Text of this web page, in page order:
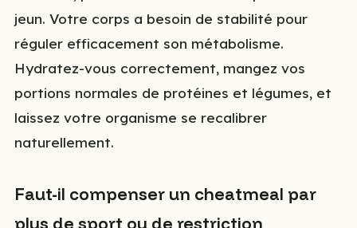
jeun. Votre corps a besoin de stabilité pour
réguler efficacement son métabolisme.
Hydratez-vous correctement, mangez vos
portions normales de protéines et légumes, et
laissez votre organisme se recalibrer
naturellement.
Faut-il compenser un cheatmeal par
plus de sport ou de restriction